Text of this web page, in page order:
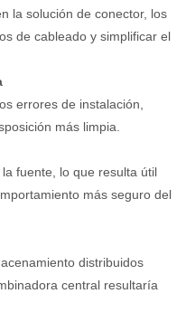
la solución de conector, los
de cableado y simplificar el
errores de instalación,
más limpia.
fuente, lo que resulta útil
más seguro del
distribuidos
central resultaría